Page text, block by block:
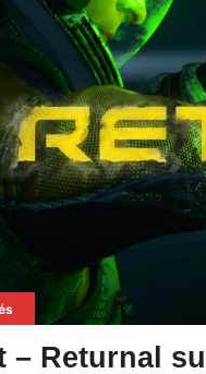
– Returnal